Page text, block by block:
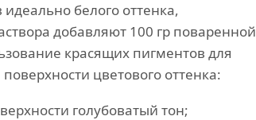
белого оттенка,
добавляют 100 гр поваренной
красящих пигментов для
цветового оттенка:
голубоватый тон;